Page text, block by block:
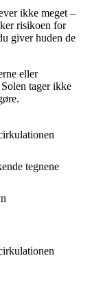
ikke meget –
risikoen for
giver huden de
eller
tager ikke
tegnene